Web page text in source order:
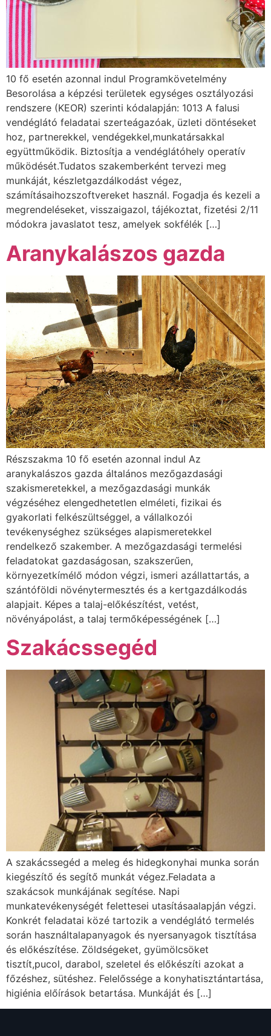
10 fő esetén azonnal indul Programkövetelmény
Besorolása a képzési területek egységes osztályozási
rendszere (KEOR) szerinti kódalapján: 1013 A falusi
vendéglátó feladatai szerteágazóak, üzleti döntéseket
hoz, partnerekkel, vendégekkel,munkatársakkal
együttműködik. Biztosítja a vendéglátóhely operatív
működését.Tudatos szakemberként tervezi meg
munkáját, készletgazdálkodást végez,
számításaihozszoftvereket használ. Fogadja és kezeli a
megrendeléseket, visszaigazol, tájékoztat, fizetési 2/11
módokra javaslatot tesz, amelyek sokfélék […]
Aranykalászos gazda
Részszakma 10 fő esetén azonnal indul Az
aranykalászos gazda általános mezőgazdasági
szakismeretekkel, a mezőgazdasági munkák
végzéséhez elengedhetetlen elméleti, fizikai és
gyakorlati felkészültséggel, a vállalkozói
tevékenységhez szükséges alapismeretekkel
rendelkező szakember. A mezőgazdasági termelési
feladatokat gazdaságosan, szakszerűen,
környezetkímélő módon végzi, ismeri azállattartás, a
szántóföldi növénytermesztés és a kertgazdálkodás
alapjait. Képes a talaj-előkészítést, vetést,
növényápolást, a talaj termőképességének […]
Szakácssegéd
A szakácssegéd a meleg és hidegkonyhai munka során
kiegészítő és segítő munkát végez.Feladata a
szakácsok munkájának segítése. Napi
munkatevékenységét felettesei utasításaalapján végzi.
Konkrét feladatai közé tartozik a vendéglátó termelés
során használtalapanyagok és nyersanyagok tisztítása
és előkészítése. Zöldségeket, gyümölcsöket
tisztít,pucol, darabol, szeletel és előkészíti azokat a
főzéshez, sütéshez. Felelőssége a konyhatisztántartása,
higiénia előírások betartása. Munkáját és […]